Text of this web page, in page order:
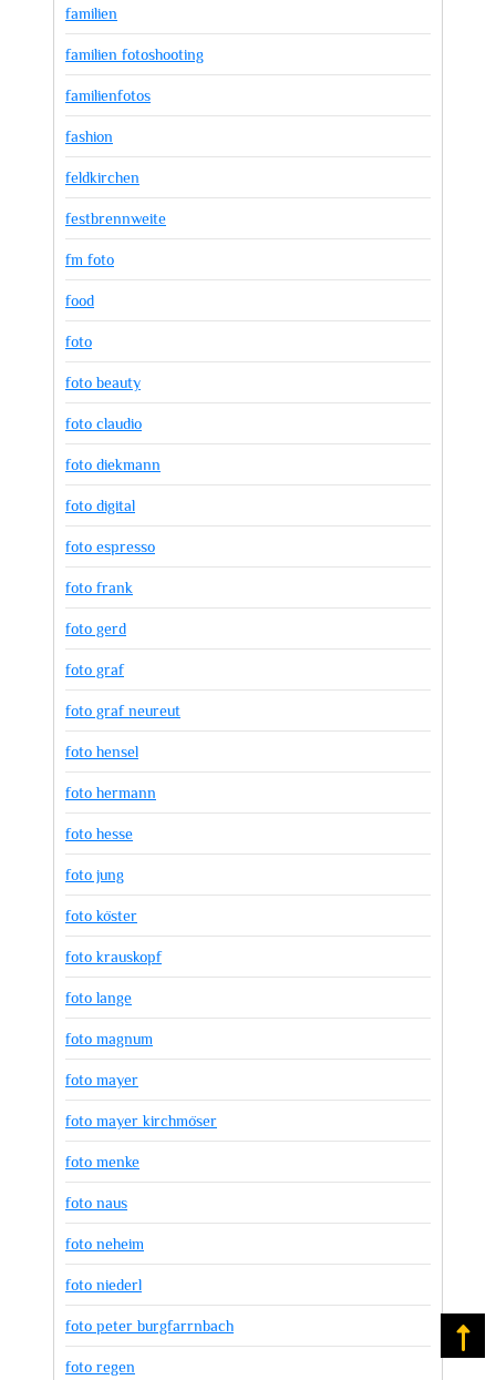
familien
familien fotoshooting
familienfotos
fashion
feldkirchen
festbrennweite
fm foto
food
foto
foto beauty
foto claudio
foto diekmann
foto digital
foto espresso
foto frank
foto gerd
foto graf
foto graf neureut
foto hensel
foto hermann
foto hesse
foto jung
foto köster
foto krauskopf
foto lange
foto magnum
foto mayer
foto mayer kirchmöser
foto menke
foto naus
foto neheim
foto niederl
foto peter burgfarrnbach
foto regen